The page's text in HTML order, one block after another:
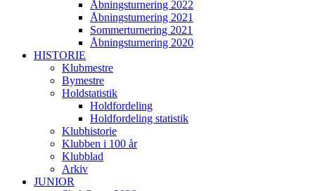
Åbningsturnering 2022
Åbningsturnering 2021
Sommerturnering 2021
Åbningsturnering 2020
HISTORIE
Klubmestre
Bymestre
Holdstatistik
Holdfordeling
Holdfordeling statistik
Klubhistorie
Klubben i 100 år
Klubblad
Arkiv
JUNIOR